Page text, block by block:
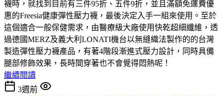
襪時，就找到目前有三件95折、五件9折，並且滿額免運費優
惠的Freesia健康彈性壓力襪，最後決定入手一組來使用。至於
這個適合一般保健需求，由醫療級大廠使用快乾超細纖維，透
過德國MERZ及義大利LONATI機台以無縫織法製作的的台灣
製造彈性壓力襪產品，有著4階段漸進式壓力設計，同時具備
腿部修飾效果，長時間穿著也不會覺得悶熱呢！
繼續閱讀
3週前